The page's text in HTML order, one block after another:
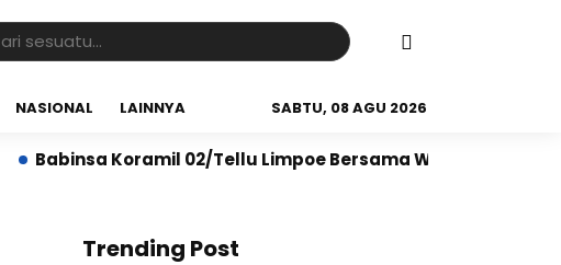
NASIONAL LAINNYA SABTU, 08 AGU 2026
Koramil 02/Tellu Limpoe Bersama Warga Gelar Karya Bakti
Trending Post